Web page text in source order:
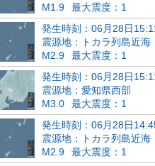
M1.9
最大震度：1
発生時刻：06月28日
震源地：トカラ列島近海
M2.9
最大震度：1
発生時刻：06月28日
震源地：愛知県西部
M3.0
最大震度：1
発生時刻：06月28日
震源地：トカラ列島近海
M2.9
最大震度：1